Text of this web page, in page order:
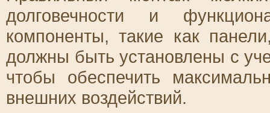
долговечности и
компоненты, такие как
должны быть установлены с
чтобы обеспечить
внешних воздействий.